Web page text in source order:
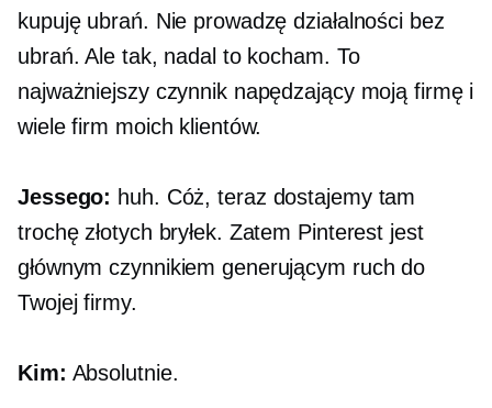
kupuję ubrań. Nie prowadzę działalności bez
ubrań. Ale tak, nadal to kocham. To
najważniejszy czynnik napędzający moją firmę i
wiele firm moich klientów.
Jessego: huh. Cóż, teraz dostajemy tam
trochę złotych bryłek. Zatem Pinterest jest
głównym czynnikiem generującym ruch do
Twojej firmy.
Kim: Absolutnie.